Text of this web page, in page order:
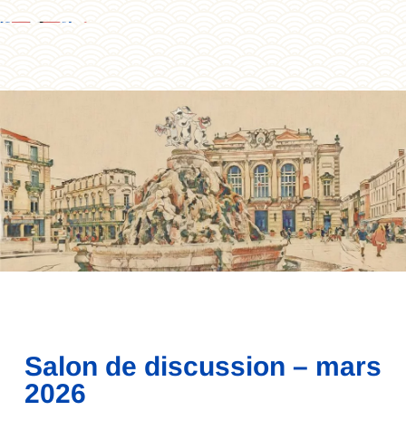
Salon de discussion – mars
2026